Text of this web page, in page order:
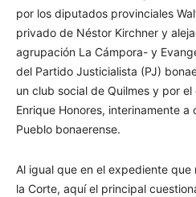
por los diputados provinciales
privado de Néstor Kirchner y
agrupación La Cámpora- y
del Partido Justicialista (PJ)
un club social de Quilmes y por
Enrique Honores, interinamente
Pueblo bonaerense.
Al igual que en el expediente que
la Corte, aquí el principal